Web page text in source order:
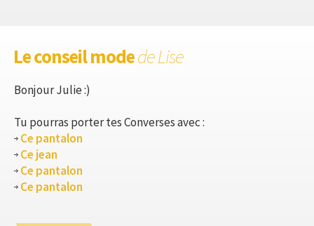
Le conseil modede Lise
Bonjour Julie :)
Tu pourras porter tes Converses avec :
Ce pantalon
Ce jean
Ce pantalon
Ce pantalon